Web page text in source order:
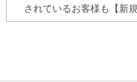
されているお客様も【新